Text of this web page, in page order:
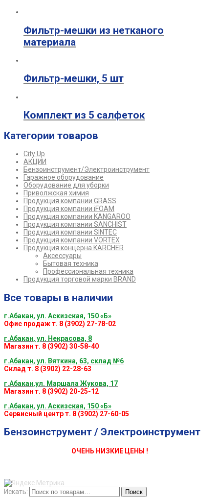
Фильтр-мешки из нетканого
материала
Фильтр-мешки, 5 шт
Комплект из 5 салфеток
Категории товаров
City Up
АКЦИИ
Бензоинструмент/Электроинструмент
Гаражное оборудование
Оборудование для уборки
Приволжская химия
Продукция компании GRASS
Продукция компании iFOAM
Продукция компании KANGAROO
Продукция компании SANCHIST
Продукция компании SINTEC
Продукция компании VORTEX
Продукция концерна KARCHER
Аксессуары
Бытовая техника
Профессиональная техника
Продукция торговой марки BRAND
Все товары в наличии
г.Абакан, ул. Аскизская, 150 «Б»
Офис продаж т. 8 (3902) 27-78-02
г.Абакан, ул. Некрасова, 8
Магазин т. 8 (3902) 30-58-40
г.Абакан, ул. Вяткина, 63, склад №6
Склад т. 8 (3902) 22-28-63
г.Абакан,ул. Маршала Жукова, 17
Магазин т. 8 (3902) 20-25-12
г.Абакан, ул. Аскизская, 150 «Б»
Сервисный центр т. 8 (3902) 27-60-05
Бензоинструмент / Электроинструмент
ОЧЕНЬ НИЗКИЕ ЦЕНЫ !
Искать: Поиск